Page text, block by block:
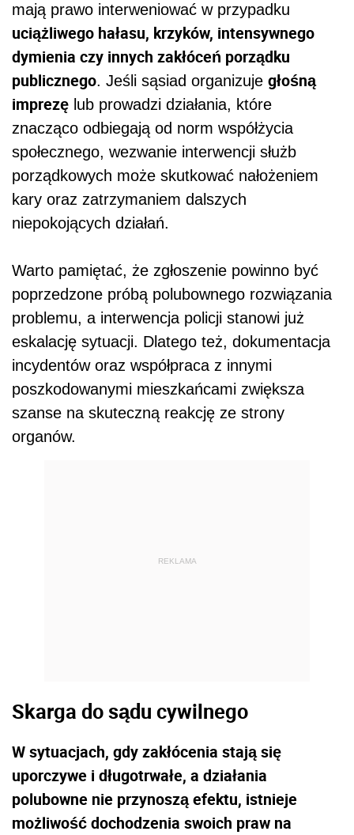
mają prawo interweniować w przypadku
uciążliwego hałasu, krzyków, intensywnego
dymienia czy innych zakłóceń porządku
publicznego. Jeśli sąsiad organizuje głośną
imprezę lub prowadzi działania, które
znacząco odbiegają od norm współżycia
społecznego, wezwanie interwencji służb
porządkowych może skutkować nałożeniem
kary oraz zatrzymaniem dalszych
niepokojących działań.
Warto pamiętać, że zgłoszenie powinno być
poprzedzone próbą polubownego rozwiązania
problemu, a interwencja policji stanowi już
eskalację sytuacji. Dlatego też, dokumentacja
incydentów oraz współpraca z innymi
poszkodowanymi mieszkańcami zwiększa
szanse na skuteczną reakcję ze strony
organów.
REKLAMA
Skarga do sądu cywilnego
W sytuacjach, gdy zakłócenia stają się
uporczywe i długotrwałe, a działania
polubowne nie przynoszą efektu, istnieje
możliwość dochodzenia swoich praw na